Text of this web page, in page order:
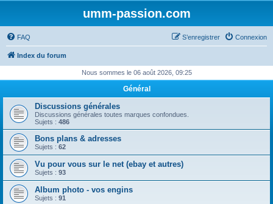
umm-passion.com
FAQ Connexion
S’enregistrer
Index du forum
Nous sommes le 06 août 2026, 09:25
Général
Discussions générales
Discussions générales toutes marques confondues.
Sujets : 486
Bons plans & adresses
Sujets : 62
Vu pour vous sur le net (ebay et autres)
Sujets : 93
Album photo - vos engins
Sujets : 91